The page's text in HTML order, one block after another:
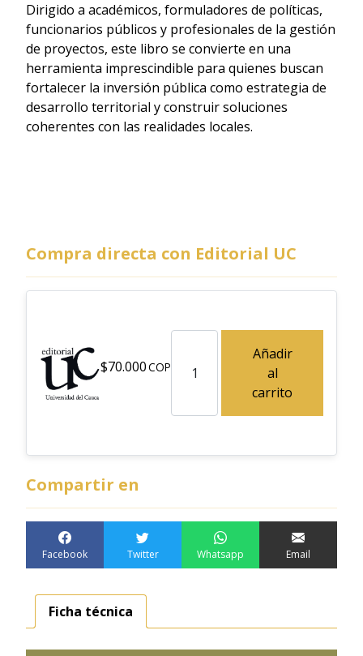
Dirigido a académicos, formuladores de políticas,
funcionarios públicos y profesionales de la gestión
de proyectos, este libro se convierte en una
herramienta imprescindible para quienes buscan
fortalecer la inversión pública como estrategia de
desarrollo territorial y construir soluciones
coherentes con las realidades locales.
Compra directa con Editorial UC
$70.000
Añadir
al
carrito
Compartir en
Facebook Twitter Whatsapp Email
Ficha técnica